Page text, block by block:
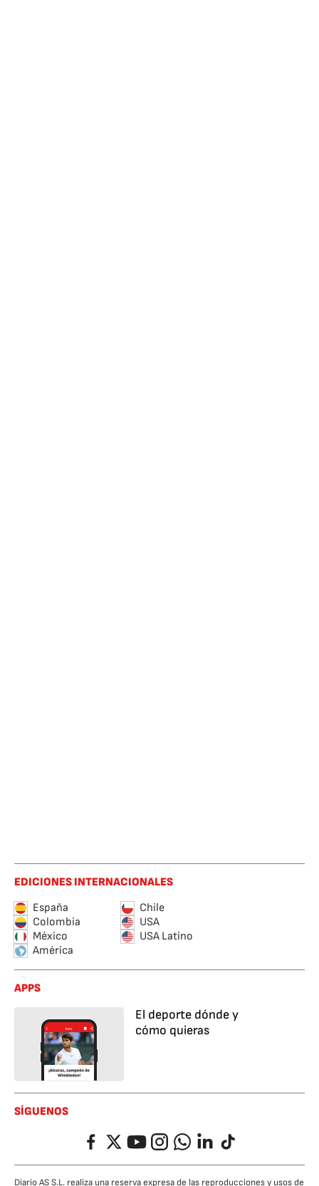
EDICIONES INTERNACIONALES
España
Chile
Colombia
USA
México
USA Latino
América
APPS
El deporte dónde y
cómo quieras
SÍGUENOS
FacebookTwitterYouTubeInstagramWhatsappLinkedIn
TikTok
Diario AS S.L. realiza una reserva expresa de las reproducciones y usos de